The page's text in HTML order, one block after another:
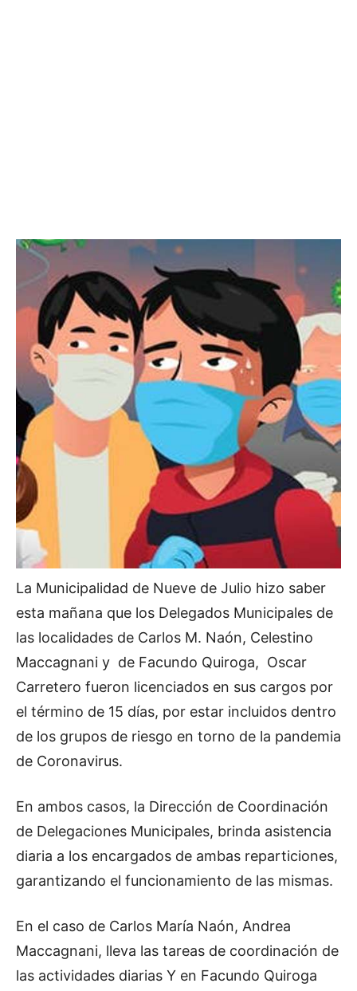
La Municipalidad de Nueve de Julio hizo saber
esta mañana que los Delegados Municipales de
las localidades de Carlos M. Naón, Celestino
Maccagnani y de Facundo Quiroga, Oscar
Carretero fueron licenciados en sus cargos por
el término de 15 días, por estar incluidos dentro
de los grupos de riesgo en torno de la pandemia
de Coronavirus.
En ambos casos, la Dirección de Coordinación
de Delegaciones Municipales, brinda asistencia
diaria a los encargados de ambas reparticiones,
garantizando el funcionamiento de las mismas.
En el caso de Carlos María Naón, Andrea
Maccagnani, lleva las tareas de coordinación de
las actividades diarias Y en Facundo Quiroga